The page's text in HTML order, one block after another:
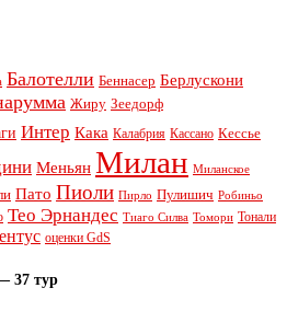
Балотелли Беннасер Берлускони
Жиру Зеедорф
Интер Кака Калабрия Кассано Кессье
Меньян Милан Миланское
Пато Пиоли Пирло Пулишич Робиньо
Тео Эрнандес Тиаго Силва Томори Тонали
оценки GdS
37 тур